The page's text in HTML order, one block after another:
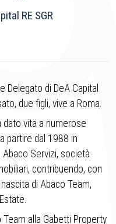
RE SGR
Delegato di DeA Capital
due figli, vive a Roma.
dato vita a numerose
partire dal 1988 in
Abaco Servizi, società
contribuendo, con
di Abaco Team,
alla Gabetti Property